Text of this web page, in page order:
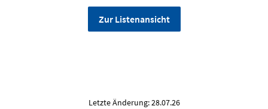
Zur Listenansicht
Letzte Änderung: 28.07.26